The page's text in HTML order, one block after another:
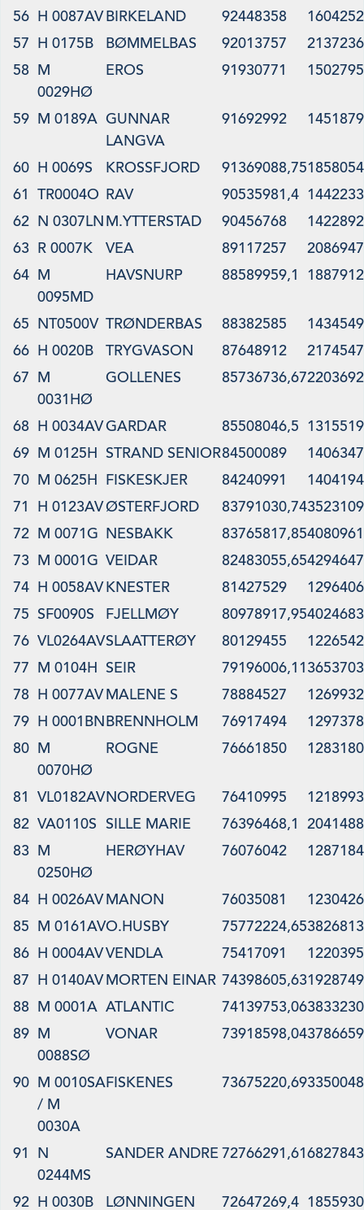
56 H 0087AVBIRKELAND 92448358
57 H 0175B BØMMELBAS 92013757
58 M
0029HØ
EROS 91930771
59 M 0189A GUNNAR
LANGVA
91692992
60 H 0069S KROSSFJORD 91369088,75
61 TR0004O RAV 90535981,4
62 N 0307LNM.YTTERSTAD 90456768
63 R 0007K VEA 89117257
64 M
0095MD
HAVSNURP 88589959,1
65 NT0500V TRØNDERBAS 88382585
66 H 0020B TRYGVASON 87648912
67 M
0031HØ
GOLLENES 85736736,67
68 H 0034AVGARDAR 85508046,5
69 M 0125H STRAND SENIOR84500089
70 M 0625H FISKESKJER 84240991
71
H 0123AVØSTERFJORD 83791030,74
72 M 0071G NESBAKK 83765817,85
73 M 0001G VEIDAR 82483055,65
74 H 0058AVKNESTER 81427529
75 SF0090S FJELLMØY 80978917,95
76 VL0264AVSLAATTERØY 80129455
77 M 0104H SEIR 79196006,11
78 H 0077AVMALENE S 78884527
79 H 0001BNBRENNHOLM 76917494
80 M
0070HØ
ROGNE 76661850
81 VL0182AVNORDERVEG 76410995
82 VA0110S SILLE MARIE 76396468,1
83 M
0250HØ
HERØYHAV 76076042
84 H 0026AVMANON 76035081
85 M 0161AVO.HUSBY 75772224,65
86 H 0004AVVENDLA 75417091
87 H 0140AVMORTEN EINAR 74398605,63
88 M 0001A ATLANTIC 74139753,06
89 M
0088SØ
VONAR 73918598,04
90 M 0010SA
/ M
0030A
FISKENES 73675220,69
91
N
0244MS
SANDER ANDRE72766291,61
92 H 0030B LØNNINGEN 72647269,4